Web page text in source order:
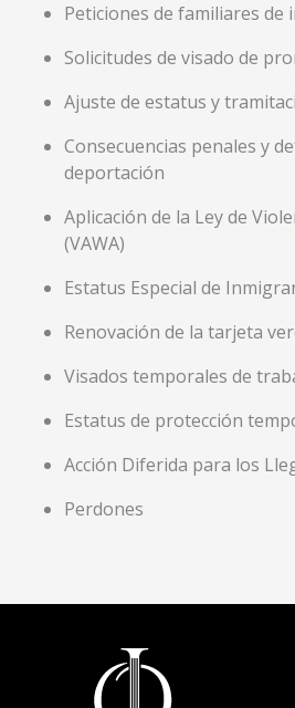
Peticiones de familiares de
Solicitudes de visado de
Ajuste de estatus y
Consecuencias penales y
deportación
Aplicación de la Ley de
(VAWA)
Estatus Especial de
Renovación de la tarjeta
Visados temporales de
Estatus de protección
Acción Diferida para los
Perdones